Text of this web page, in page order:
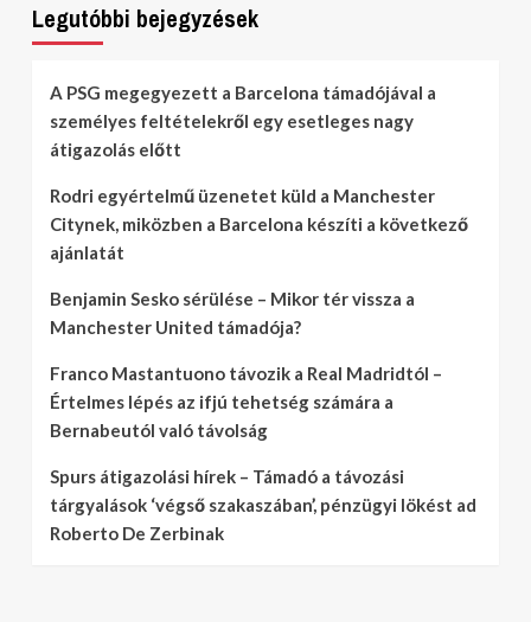
Legutóbbi bejegyzések
A PSG megegyezett a Barcelona támadójával a
személyes feltételekről egy esetleges nagy
átigazolás előtt
Rodri egyértelmű üzenetet küld a Manchester
Citynek, miközben a Barcelona készíti a következő
ajánlatát
Benjamin Sesko sérülése – Mikor tér vissza a
Manchester United támadója?
Franco Mastantuono távozik a Real Madridtól –
Értelmes lépés az ifjú tehetség számára a
Bernabeutól való távolság
Spurs átigazolási hírek – Támadó a távozási
tárgyalások ‘végső szakaszában’, pénzügyi lökést ad
Roberto De Zerbinak